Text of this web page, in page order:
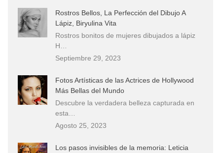
Rostros Bellos, La Perfección del Dibujo A
Lápiz, Biryulina Vita
Rostros bonitos de mujeres dibujados a lápiz
H…
Septiembre 29, 2023
Fotos Artísticas de las Actrices de Hollywood
Más Bellas del Mundo
Descubre la verdadera belleza capturada en
esta…
Agosto 25, 2023
Los pasos invisibles de la memoria: Leticia